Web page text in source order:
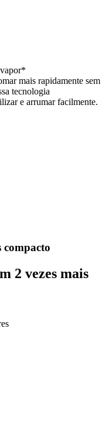
mais rapidamente sem
tecnologia
e arrumar facilmente.
compacto
2 vezes mais